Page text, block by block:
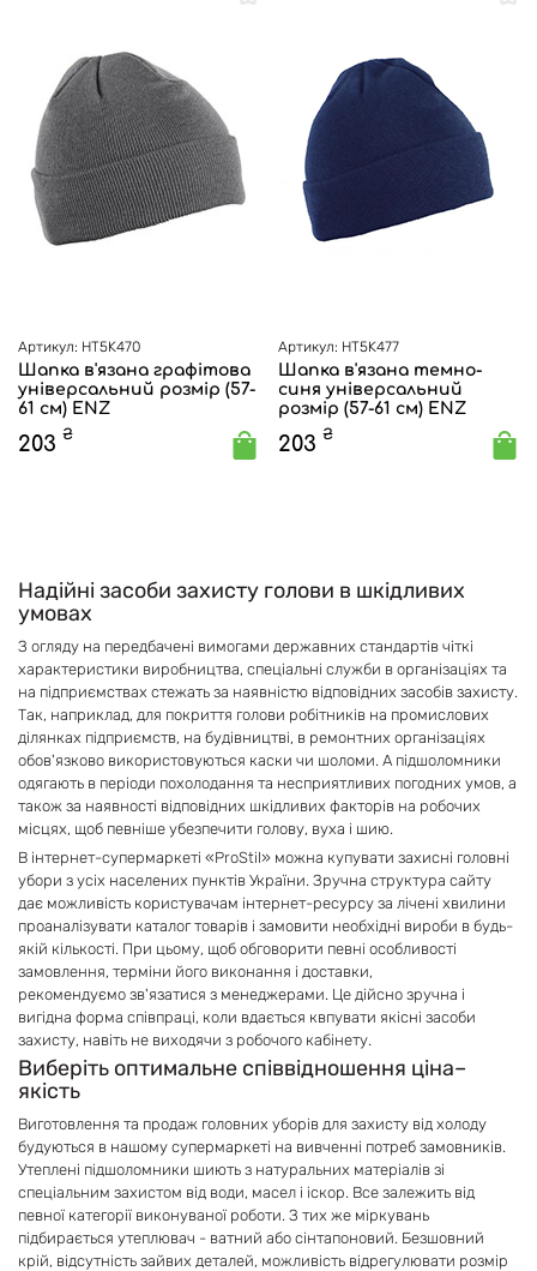
Артикул: HT5K470
Шапка в'язана графітова
універсальний розмір (57-
61 см) ENZ
203 ₴
Артикул: HT5K477
Шапка в'язана темно-
синя універсальний
розмір (57-61 см) ENZ
203 ₴
Надійні засоби захисту голови в шкідливих
умовах
З огляду на передбачені вимогами державних стандартів чіткі
характеристики виробництва, спеціальні служби в організаціях та
на підприємствах стежать за наявністю відповідних засобів захисту .
Так, наприклад, для покриття голови робітників на промислових
ділянках підприємств, на будівництві, в ремонтних організаціях
обов' язково використовуються каски чи шоломи. А підшоломники
одягають в періоди похолодання та несприятливих погодних умов, а
також за наявності відповідних шкідливих факторів на робочих
місцях, щоб певніше убезпечити голову, вуха і шию.
В інтернет-супермаркеті «ProStil» можна купувати захисні головні
убори з усіх населених пунктів України. Зручна структура сайту
дає можливість користувачам інтернет-ресурсу за лічені хвилини
проаналізувати каталог товарів і замовити необхідні вироби в будь-
якій кількості. При цьому, щоб обговорити певні особливості
замовлення, терміни його виконання і доставки,
рекомендуємо зв'язатися з менеджерами . Це дійсно зручна і
вигідна форма співпраці, коли вдається квпувати якісні засоби
захисту, навіть не виходячи з робочого кабінету.
Виберіть оптимальне співвідношення ціна–
якість
Виготовлення та продаж головних уборів для захисту від холоду
будуються в нашому супермаркеті на вивченні потреб замовників.
Утеплені підшоломники шиють з натуральних матеріалів зі
спеціальним захистом від води, масел і іскор. Все залежить від
певної категорії виконуваної роботи. З тих же міркувань
підбирається утеплювач - ватний або сінтапоновий. Безшовний
крій, відсутність зайвих деталей, можливість відрегулювати розмір